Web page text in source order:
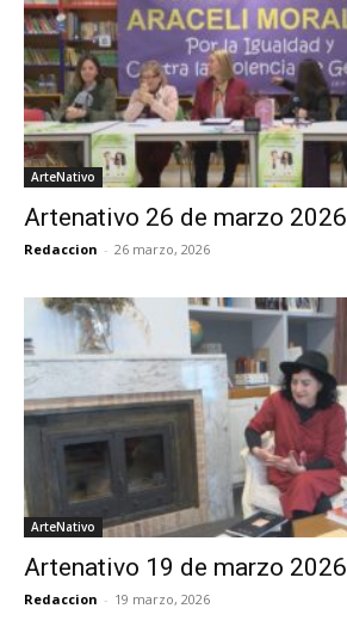
ArteNativo
Artenativo 26 de marzo 2026
Redaccion - 26 marzo, 2026
ArteNativo
Artenativo 19 de marzo 2026
Redaccion - 19 marzo, 2026